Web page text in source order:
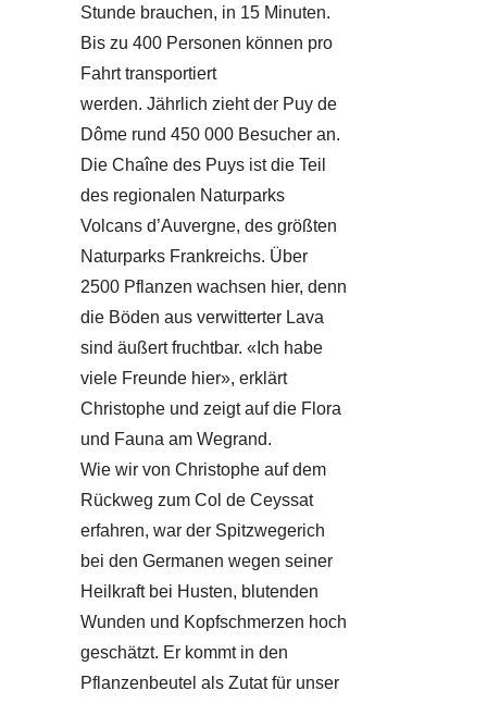
Stunde brauchen, in 15 Minuten.
Bis zu 400 Personen können pro
Fahrt transportiert
werden. Jährlich zieht der Puy de
Dôme rund 450 000 Besucher an.
Die Chaîne des Puys ist die Teil
des regionalen Naturparks
Volcans d’Auvergne, des größten
Naturparks Frankreichs. Über
2500 Pflanzen wachsen hier, denn
die Böden aus verwitterter Lava
sind äußert fruchtbar. «Ich habe
viele Freunde hier», erklärt
Christophe und zeigt auf die Flora
und Fauna am Wegrand.
Wie wir von Christophe auf dem
Rückweg zum Col de Ceyssat
erfahren, war der Spitzwegerich
bei den Germanen wegen seiner
Heilkraft bei Husten, blutenden
Wunden und Kopfschmerzen hoch
geschätzt. Er kommt in den
Pflanzenbeutel als Zutat für unser